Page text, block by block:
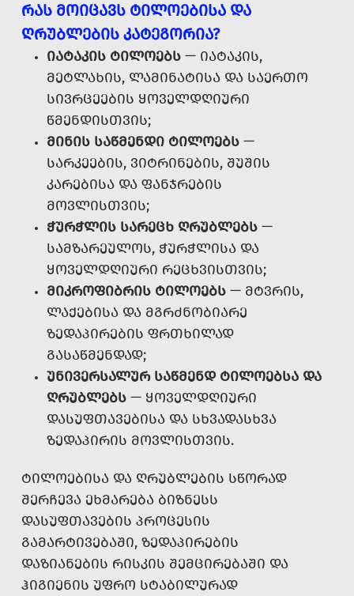
ᲠᲐᲡ ᲛᲝᲘᲪᲐᲕᲡ ᲢᲘᲚᲝᲔᲑᲘᲡᲐ ᲓᲐ
ᲦᲠᲣᲑᲚᲔᲑᲘᲡ ᲙᲐᲢᲔᲒᲝᲠᲘᲐ?
ᲘᲐᲢᲐᲙᲘᲡ ᲢᲘᲚᲝᲔᲑᲡ — ᲘᲐᲢᲐᲙᲘᲡ,
ᲛᲔᲢᲚᲐᲮᲘᲡ, ᲚᲐᲛᲘᲜᲐᲢᲘᲡᲐ ᲓᲐ ᲡᲐᲔᲠᲗᲝ
ᲡᲘᲕᲠᲪᲔᲔᲑᲘᲡ ᲧᲝᲕᲔᲚᲓᲦᲘᲣᲠᲘ
ᲬᲛᲔᲜᲓᲘᲡᲗᲕᲘᲡ;
ᲛᲘᲜᲘᲡ ᲡᲐᲬᲛᲔᲜᲓᲘ ᲢᲘᲚᲝᲔᲑᲡ —
ᲡᲐᲠᲙᲔᲔᲑᲘᲡ, ᲕᲘᲢᲠᲘᲜᲔᲑᲘᲡ, ᲨᲣᲨᲘᲡ
ᲙᲐᲠᲔᲑᲘᲡᲐ ᲓᲐ ᲤᲐᲜᲯᲠᲔᲑᲘᲡ
ᲛᲝᲕᲚᲘᲡᲗᲕᲘᲡ;
ᲭᲣᲠᲭᲚᲘᲡ ᲡᲐᲠᲔᲪᲮ ᲦᲠᲣᲑᲚᲔᲑᲡ —
ᲡᲐᲛᲖᲐᲠᲔᲣᲚᲝᲡ, ᲭᲣᲠᲭᲚᲘᲡᲐ ᲓᲐ
ᲧᲝᲕᲔᲚᲓᲦᲘᲣᲠᲘ ᲠᲔᲪᲮᲕᲘᲡᲗᲕᲘᲡ;
ᲛᲘᲙᲠᲝᲤᲘᲑᲠᲘᲡ ᲢᲘᲚᲝᲔᲑᲡ — ᲛᲢᲕᲠᲘᲡ,
ᲚᲐᲥᲔᲑᲘᲡᲐ ᲓᲐ ᲛᲒᲠᲫᲜᲝᲑᲘᲐᲠᲔ
ᲖᲔᲓᲐᲞᲘᲠᲔᲑᲘᲡ ᲤᲠᲗᲮᲘᲚᲐᲓ
ᲒᲐᲡᲐᲬᲛᲔᲜᲓᲐᲓ;
ᲣᲜᲘᲕᲔᲠᲡᲐᲚᲣᲠ ᲡᲐᲬᲛᲔᲜᲓ ᲢᲘᲚᲝᲔᲑᲡᲐ ᲓᲐ
ᲦᲠᲣᲑᲚᲔᲑᲡ — ᲧᲝᲕᲔᲚᲓᲦᲘᲣᲠᲘ
ᲓᲐᲡᲣᲤᲗᲐᲕᲔᲑᲘᲡᲐ ᲓᲐ ᲡᲮᲕᲐᲓᲐᲡᲮᲕᲐ
ᲖᲔᲓᲐᲞᲘᲠᲘᲡ ᲛᲝᲕᲚᲘᲡᲗᲕᲘᲡ.
ᲢᲘᲚᲝᲔᲑᲘᲡᲐ ᲓᲐ ᲦᲠᲣᲑᲚᲔᲑᲘᲡ ᲡᲬᲝᲠᲐᲓ
ᲨᲔᲠᲩᲔᲕᲐ ᲔᲮᲛᲐᲠᲔᲑᲐ ᲑᲘᲖᲜᲔᲡᲡ
ᲓᲐᲡᲣᲤᲗᲐᲕᲔᲑᲘᲡ ᲞᲠᲝᲪᲔᲡᲘᲡ
ᲒᲐᲛᲐᲠᲢᲘᲕᲔᲑᲐᲨᲘ, ᲖᲔᲓᲐᲞᲘᲠᲔᲑᲘᲡ
ᲓᲐᲖᲘᲐᲜᲔᲑᲘᲡ ᲠᲘᲡᲙᲘᲡ ᲨᲔᲛᲪᲘᲠᲔᲑᲐᲨᲘ ᲓᲐ
ᲰᲘᲒᲘᲔᲜᲘᲡ ᲣᲤᲠᲝ ᲡᲢᲐᲑᲘᲚᲣᲠᲐᲓ